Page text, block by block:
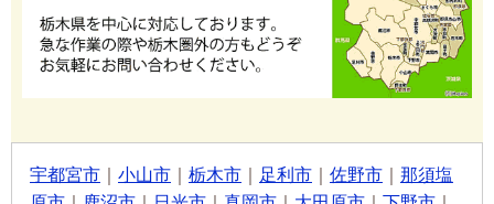
宇都宮市 小山市 栃木市 足利市 佐野市
那須塩